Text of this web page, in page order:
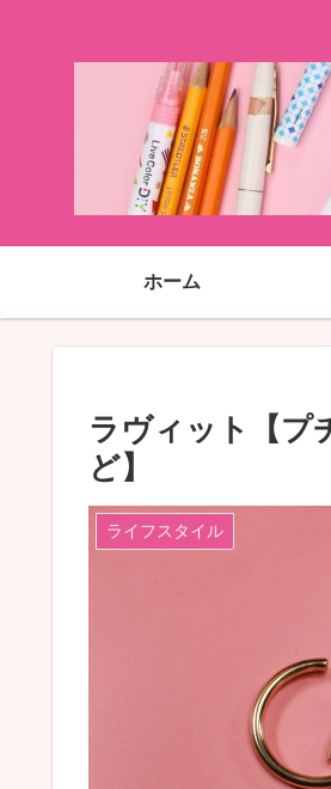
ホーム
ラヴィット【プ
ど】
ライフスタイル